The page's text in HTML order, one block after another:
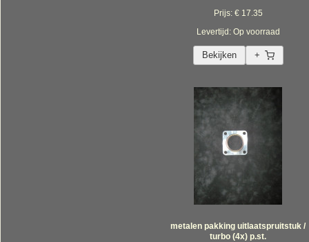
Prijs: € 17.35
Levertijd: Op voorraad
Bekijken +
metalen pakking uitlaatspruitstuk /
turbo (4x) p.st.